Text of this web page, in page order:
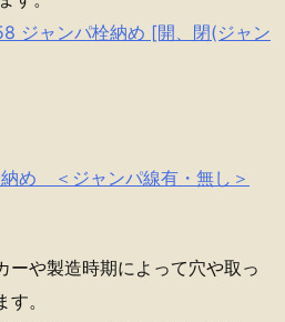
ジャンパ栓納め [開、閉(ジャン
め ＜ジャンパ線有・無し＞
ーや製造時期によって穴や取っ
。